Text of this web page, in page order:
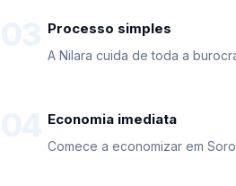
Processo simples
A Nilara cuida de toda a
Economia imediata
Comece a economizar em